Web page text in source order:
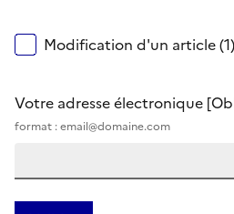
Modification d'un article (1)
Votre adresse électronique
format : email@domaine.com